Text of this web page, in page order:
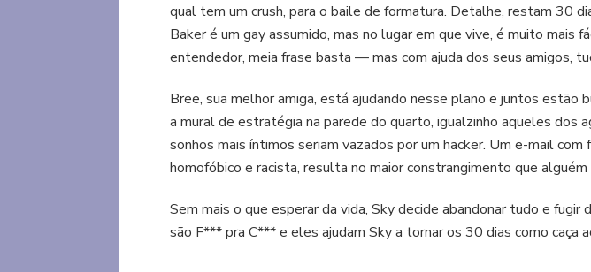
qual tem um crush, para o baile de formatura. Detalhe, restam 30
Baker é um gay assumido, mas no lugar em que vive, é muito
entendedor, meia frase basta — mas com ajuda dos seus amigos,
Bree, sua melhor amiga, está ajudando nesse plano e juntos estão
a mural de estratégia na parede do quarto, igualzinho aqueles dos
sonhos mais íntimos seriam vazados por um hacker. Um e-mail
homofóbico e racista, resulta no maior constrangimento que alguém
Sem mais o que esperar da vida, Sky decide abandonar tudo e
são F*** pra C*** e eles ajudam Sky a tornar os 30 dias como caça